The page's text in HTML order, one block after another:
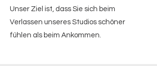
Unser Ziel ist, dass Sie sich beim
Verlassen unseres Studios schöner
fühlen als beim Ankommen.